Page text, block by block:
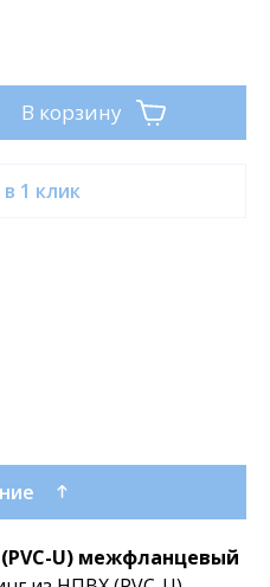
В корзину
1 клик
U) межфланцевый